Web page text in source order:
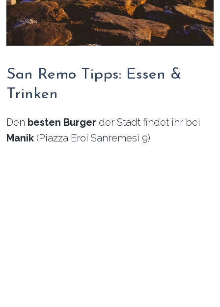
San Remo Tipps: Essen &
Trinken
Den besten Burger der Stadt findet ihr bei
Manik (Piazza Eroi Sanremesi 9).